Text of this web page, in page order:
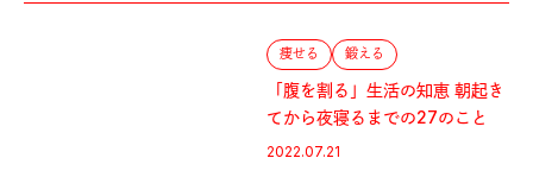
痩せる 鍛える
「腹を割る」生活の知恵 朝起き
てから夜寝るまでの27のこと
2022.07.21